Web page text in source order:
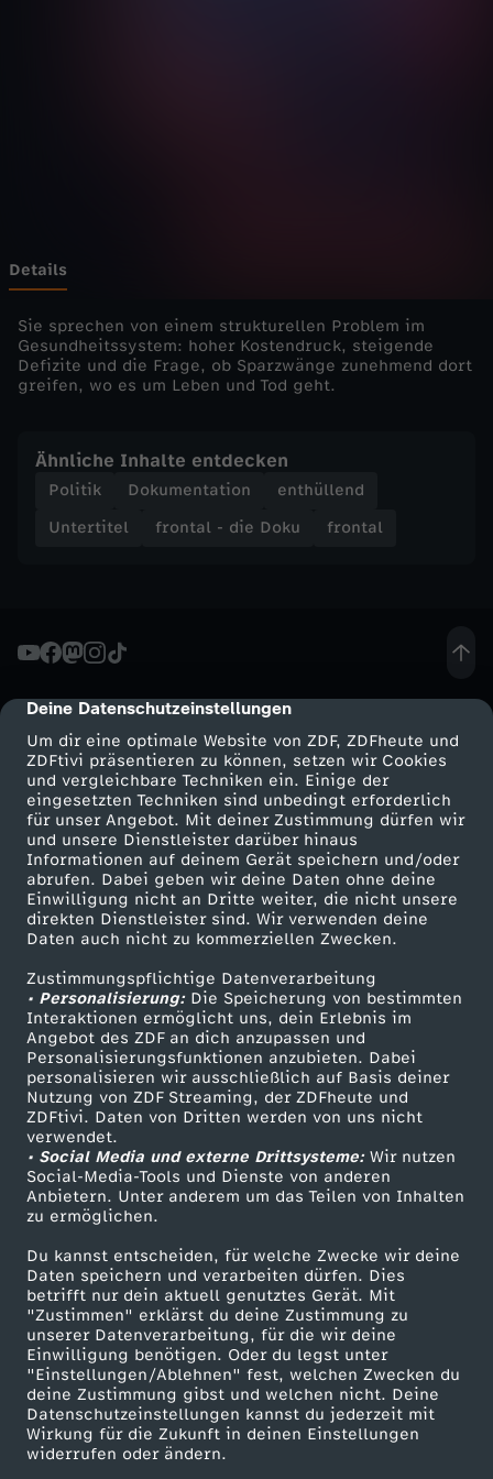
cmp-dialog-description
Deine Datenschutzeinstellungen
Um dir eine optimale Website von ZDF, ZDFheute und
ZDFtivi präsentieren zu können, setzen wir Cookies
und vergleichbare Techniken ein. Einige der
eingesetzten Techniken sind unbedingt erforderlich
für unser Angebot. Mit deiner Zustimmung dürfen wir
und unsere Dienstleister darüber hinaus
Informationen auf deinem Gerät speichern und/oder
abrufen. Dabei geben wir deine Daten ohne deine
Einwilligung nicht an Dritte weiter, die nicht unsere
direkten Dienstleister sind. Wir verwenden deine
Daten auch nicht zu kommerziellen Zwecken.
Zustimmungspflichtige Datenverarbeitung
• Personalisierung:Die Speicherung von bestimmten
Interaktionen ermöglicht uns, dein Erlebnis im
Angebot des ZDF an dich anzupassen und
Personalisierungsfunktionen anzubieten. Dabei
personalisieren wir ausschließlich auf Basis deiner
Nutzung von ZDF Streaming, der ZDFheute und
ZDFtivi. Daten von Dritten werden von uns nicht
verwendet.
• Social Media und externe Drittsysteme:Wir nutzen
Social-Media-Tools und Dienste von anderen
Anbietern. Unter anderem um das Teilen von Inhalten
zu ermöglichen.
Du kannst entscheiden, für welche Zwecke wir deine
Daten speichern und verarbeiten dürfen. Dies
betrifft nur dein aktuell genutztes Gerät. Mit
"Zustimmen" erklärst du deine Zustimmung zu
unserer Datenverarbeitung, für die wir deine
Einwilligung benötigen. Oder du legst unter
"Einstellungen/Ablehnen" fest, welchen Zwecken du
deine Zustimmung gibst und welchen nicht. Deine
Datenschutzeinstellungen kannst du jederzeit mit
Wirkung für die Zukunft in deinen Einstellungen
widerrufen oder ändern.
o
k
u
B
l
c
k
o
u
t
-
G
e
f
a
h
r
i
n
D
e
Details
Sie sprechen von einem strukturellen Problem im
Gesundheitssystem: hoher Kostendruck, steigende
Defizite und die Frage, ob Sparzwänge zunehmend dort
greifen, wo es um Leben und Tod geht.
Ähnliche Inhalte entdecken
Politik Dokumentation
enthüllend
Untertitel
frontal - die Doku frontal
Mehr ZDF
ZDF-Apps
Smart TV
ZDFtext
Livestreams
Sendungen A-Z
TV-Programm
Service
ZDFmitreden
Kontakt zum ZDF
Tickets
Zuschauerservice
Hilfe
ZDF Unternehmen
Karriere
ZDF goes Schule
Werbefernsehen
Mainzelmännchen